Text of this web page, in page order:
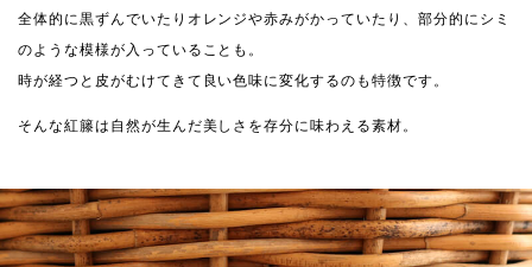
全体的に黒ずんでいたりオレンジや赤みがかっていたり、部分的にシミ
のような模様が入っていることも。
時が経つと皮がむけてきて良い色味に変化するのも特徴です。
そんな紅籐は自然が生んだ美しさを存分に味わえる素材。